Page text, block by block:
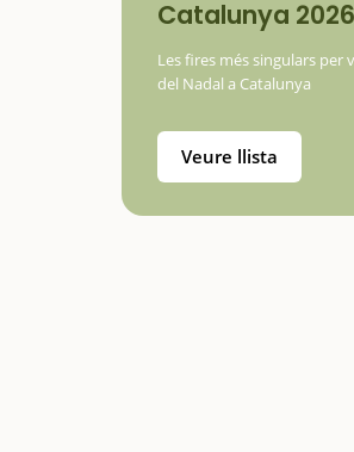
Catalunya 2026
Les fires més singulars per
del Nadal a Catalunya
Veure llista